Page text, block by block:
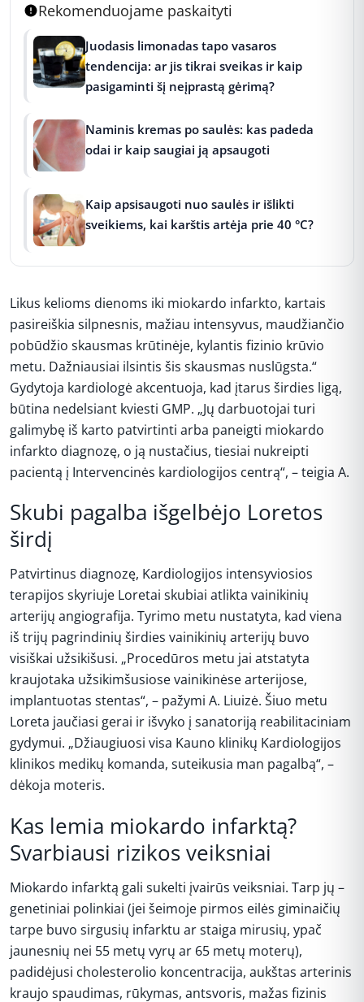
Rekomenduojame paskaityti
Juodasis limonadas tapo vasaros
tendencija: ar jis tikrai sveikas ir kaip
pasigaminti šį neįprastą gėrimą?
Naminis kremas po saulės: kas padeda
odai ir kaip saugiai ją apsaugoti
Kaip apsisaugoti nuo saulės ir išlikti
sveikiems, kai karštis artėja prie 40 °C?
Likus kelioms dienoms iki miokardo infarkto, kartais
pasireiškia silpnesnis, mažiau intensyvus, maudžiančio
pobūdžio skausmas krūtinėje, kylantis fizinio krūvio
metu. Dažniausiai ilsintis šis skausmas nuslūgsta.“
Gydytoja kardiologė akcentuoja, kad įtarus širdies ligą,
būtina nedelsiant kviesti GMP. „Jų darbuotojai turi
galimybę iš karto patvirtinti arba paneigti miokardo
infarkto diagnozę, o ją nustačius, tiesiai nukreipti
pacientą į Intervencinės kardiologijos centrą“, – teigia A.
Skubi pagalba išgelbėjo Loretos
širdį
Patvirtinus diagnozę, Kardiologijos intensyviosios
terapijos skyriuje Loretai skubiai atlikta vainikinių
arterijų angiografija. Tyrimo metu nustatyta, kad viena
iš trijų pagrindinių širdies vainikinių arterijų buvo
visiškai užsikišusi. „Procedūros metu jai atstatyta
kraujotaka užsikimšusiose vainikinėse arterijose,
implantuotas stentas“, – pažymi A. Liuizė. Šiuo metu
Loreta jaučiasi gerai ir išvyko į sanatoriją reabilitaciniam
gydymui. „Džiaugiuosi visa Kauno klinikų Kardiologijos
klinikos medikų komanda, suteikusia man pagalbą“, –
dėkoja moteris.
Kas lemia miokardo infarktą?
Svarbiausi rizikos veiksniai
Miokardo infarktą gali sukelti įvairūs veiksniai. Tarp jų –
genetiniai polinkiai (jei šeimoje pirmos eilės giminaičių
tarpe buvo sirgusių infarktu ar staiga mirusių, ypač
jaunesnių nei 55 metų vyrų ar 65 metų moterų),
padidėjusi cholesterolio koncentracija, aukštas arterinis
kraujo spaudimas, rūkymas, antsvoris, mažas fizinis